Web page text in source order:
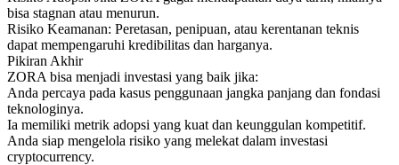
bisa stagnan atau menurun.
Risiko Keamanan: Peretasan, penipuan, atau kerentanan teknis
dapat mempengaruhi kredibilitas dan harganya.
Pikiran Akhir
ZORA bisa menjadi investasi yang baik jika:
Anda percaya pada kasus penggunaan jangka panjang dan fondasi
teknologinya.
Ia memiliki metrik adopsi yang kuat dan keunggulan kompetitif.
Anda siap mengelola risiko yang melekat dalam investasi
cryptocurrency.